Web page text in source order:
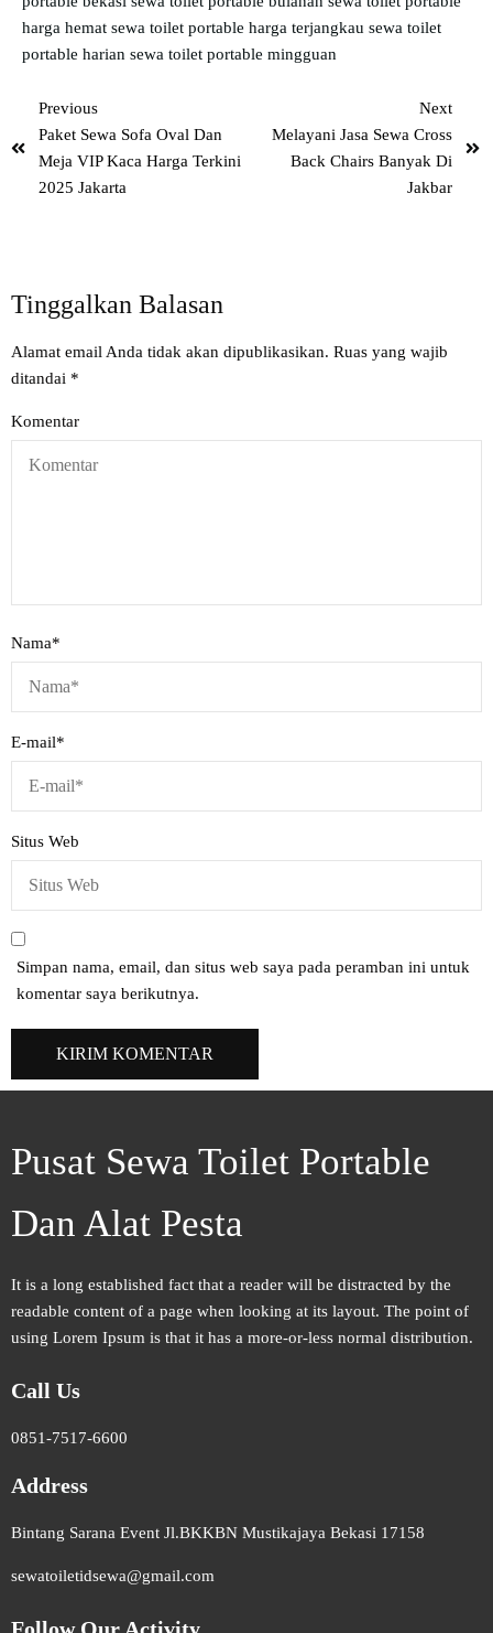
harga hemat sewa toilet portable harga terjangkau sewa toilet
portable harian sewa toilet portable mingguan
Previous
Paket Sewa Sofa Oval Dan
Meja VIP Kaca Harga Terkini
2025 Jakarta
Next
Melayani Jasa Sewa Cross
Back Chairs Banyak Di
Jakbar
Tinggalkan Balasan
Alamat email Anda tidak akan dipublikasikan. Ruas yang wajib
ditandai *
Komentar
Nama*
E-mail*
Situs Web
Simpan nama, email, dan situs web saya pada peramban ini untuk
komentar saya berikutnya.
Pusat Sewa Toilet Portable
Dan Alat Pesta
It is a long established fact that a reader will be distracted by the
readable content of a page when looking at its layout. The point of
using Lorem Ipsum is that it has a more-or-less normal distribution.
Call Us
0851-7517-6600
Address
Bintang Sarana Event Jl.BKKBN Mustikajaya Bekasi 17158
sewatoiletidsewa@gmail.com